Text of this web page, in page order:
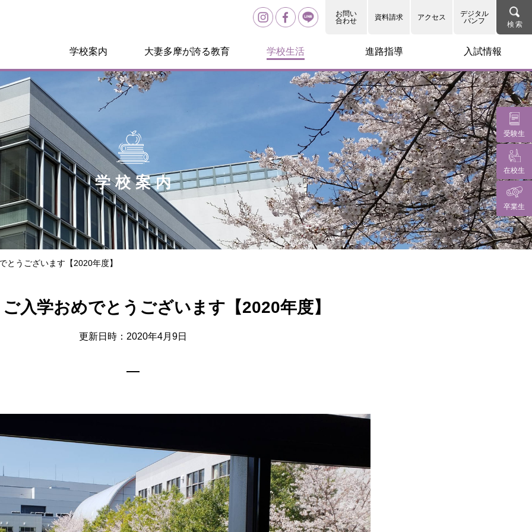
お問い
合わせ
資料請求 アクセス
デジタル
パンフ
学校案内 大妻多摩が誇る教育 学校生活 進路指導 入試情報
受験生
在校生
卒業生
学校案内
とうございます【2020年度】
入学おめでとうございます【2020年度】
更新日時：2020年4月9日